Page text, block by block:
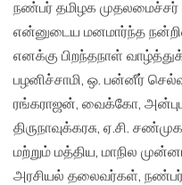
நண்பர் தமிழக முதலமைச்சர்
என்னுடைய மனமார்ந்த
எனக்கு பிறந்தநாள்
பழனிச்சாமி, ஒ. பன்னீர்
ரங்கராஜன், வைக்கோ,
திருநாவுக்கரசு, ஏ.சி.
மற்றும் மத்திய, மாநில
அரசியல் தலைவர்கள்,